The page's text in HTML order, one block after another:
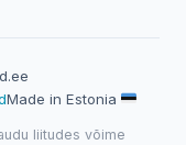
Made in Estonia
liitudes võime